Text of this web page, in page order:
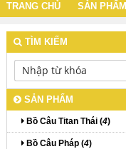
TRANG CHỦ SẢN PHẨM
TÌM KIẾM
SẢN PHẨM
Bồ Câu Titan Thái (4)
Bồ Câu Pháp (4)